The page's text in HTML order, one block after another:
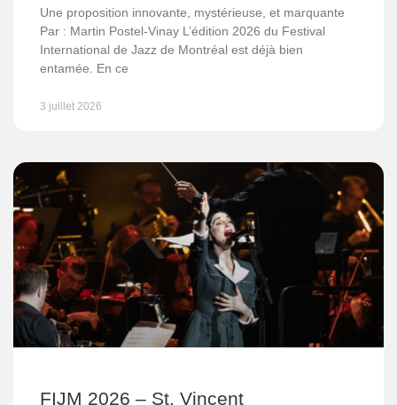
Une proposition innovante, mystérieuse, et marquante
Par : Martin Postel-Vinay L’édition 2026 du Festival
International de Jazz de Montréal est déjà bien
entamée. En ce
3 juillet 2026
FIJM 2026 – St. Vincent